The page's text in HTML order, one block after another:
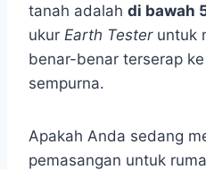
tanah adalah di bawah
ukur Earth Testeruntuk
benar-benar terserap
sempurna.
Apakah Anda sedang
pemasangan untuk